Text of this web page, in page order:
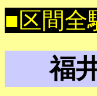
■区間全
福